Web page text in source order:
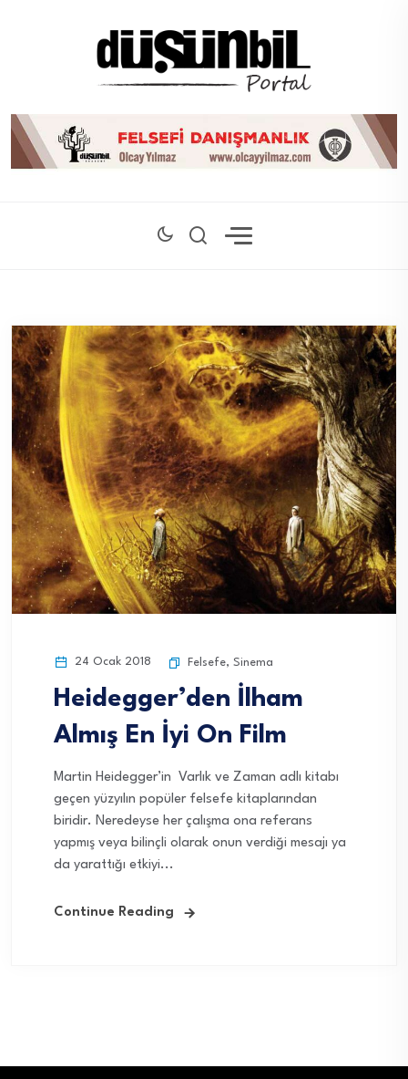
24 Ocak 2018 Felsefe, Sinema
Heidegger’den İlham
Almış En İyi On Film
Martin Heidegger’in Varlık ve Zaman adlı kitabı
geçen yüzyılın popüler felsefe kitaplarından
biridir. Neredeyse her çalışma ona referans
yapmış veya bilinçli olarak onun verdiği mesajı ya
da yarattığı etkiyi...
Continue Reading